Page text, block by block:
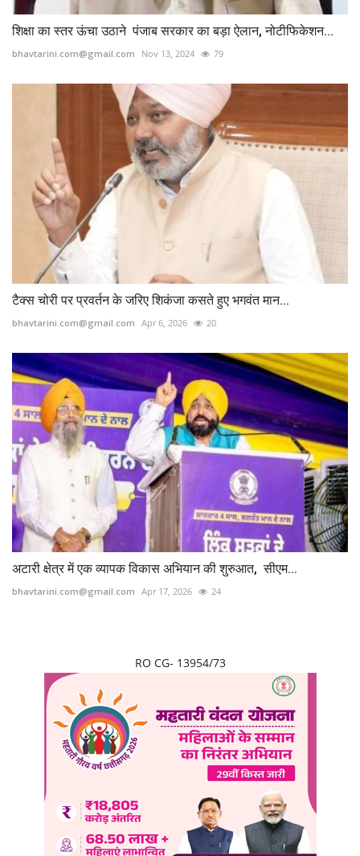
शिक्षा का स्तर ऊंचा उठाने पंजाब सरकार का बड़ा ऐलान, नोटीफिकेशन...
bhavtarini.com@gmail.com Nov 13, 2024 79
टैक्स चोरी पर प्रवर्तन के जरिए शिकंजा कसते हुए भगवंत मान...
bhavtarini.com@gmail.com Apr 6, 2026 20
अटारी क्षेत्र में एक व्यापक विकास अभियान की शुरुआत, सीएम...
bhavtarini.com@gmail.com Apr 17, 2026 24
RO CG- 13954/73